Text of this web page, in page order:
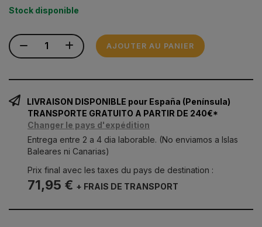
Stock disponible
AJOUTER AU PANIER
LIVRAISON DISPONIBLE pour España (Península)
TRANSPORTE GRATUITO A PARTIR DE 240€*
Changer le pays d'expédition
Entrega entre 2 a 4 dia laborable. (No enviamos a Islas
Baleares ni Canarias)
Prix final avec les taxes du pays de destination :
71,95 € + FRAIS DE TRANSPORT